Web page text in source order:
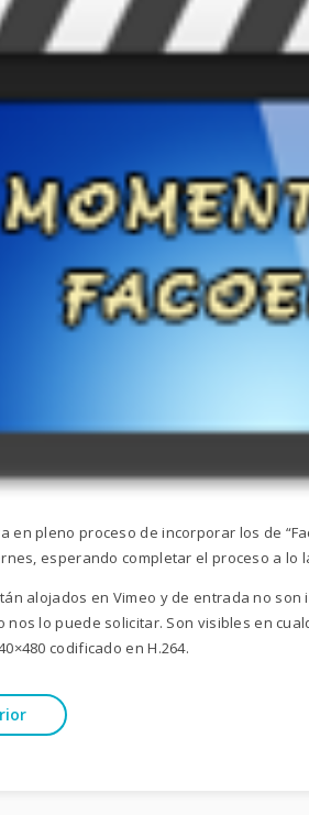
en pleno proceso de incorporar los de
esperando completar el proceso a lo
alojados en Vimeo y de entrada no
nos lo puede solicitar. Son visibles en
codificado en H.264.